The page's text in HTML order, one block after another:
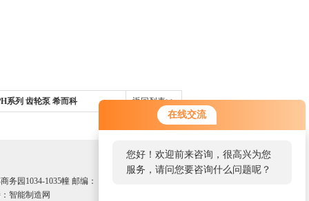
在线交流
您好！欢迎前来咨询，很高兴为您
服务，请问您要咨询什么问题呢？
系列 齿轮泵 希而科 返回列表>>
务园1034-1035幢 邮编：
智能制造网